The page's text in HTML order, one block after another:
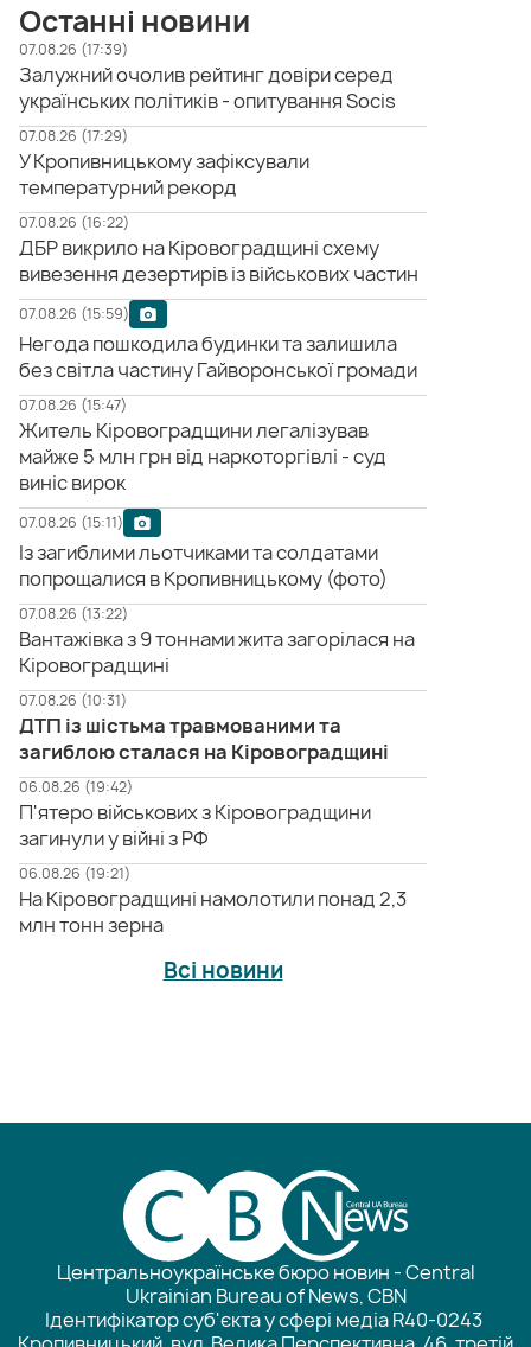
Останні новини
07.08.26 (17:39)
Залужний очолив рейтинг довіри серед
українських політиків - опитування Socis
07.08.26 (17:29)
У Кропивницькому зафіксували
температурний рекорд
07.08.26 (16:22)
ДБР викрило на Кіровоградщині схему
вивезення дезертирів із військових частин
07.08.26 (15:59)
Негода пошкодила будинки та залишила
без світла частину Гайворонської громади
07.08.26 (15:47)
Житель Кіровоградщини легалізував
майже 5 млн грн від наркоторгівлі - суд
виніс вирок
07.08.26 (15:11)
Із загиблими льотчиками та солдатами
попрощалися в Кропивницькому (фото)
07.08.26 (13:22)
Вантажівка з 9 тоннами жита загорілася на
Кіровоградщині
07.08.26 (10:31)
ДТП із шістьма травмованими та
загиблою сталася на Кіровоградщині
06.08.26 (19:42)
П'ятеро військових з Кіровоградщини
загинули у війні з РФ
06.08.26 (19:21)
На Кіровоградщині намолотили понад 2,3
млн тонн зерна
Всі новини
Центральноукраїнське бюро новин - Central
Ukrainian Bureau of News, CBN
Ідентифікатор суб'єкта у сфері медіа R40-0243